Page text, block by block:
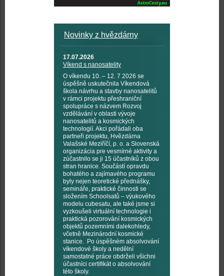
Novinky z hvězdárny
17.07.2026
Víkend s nanosatelity
O víkendu 10. – 12. 7 2026 se
úspěšně uskutečnila Víkendová
škola návrhu a stavby nanosatelitů
v rámci projektu přeshraniční
spolupráce s názvem Rozvoj
vzdělávání v oblasti vývoje
nanosatelitů a kosmických
technologií. Akci pořádali oba
partneři projektu, Hvězdárna
Valašské Meziříčí, p. o. a Slovenská
organizácia pre vesmírné aktivity a
zúčastnilo se ji 15 účastníků z obou
stran hranice. Součástí opravdu
bohatého a zajímavého programu
byly nejen teoretické přednášky,
semináře, praktické činnosti se
složením Schoolsatů – výukového
modelu cubesatu, ale také jsme si
vyzkoušeli virtuální technologie i
praktická pozorování kosmických
objektů pozemními dalekohledy,
včetně Mezinárodní kosmické
stanice. Po úspěšném absolvování
víkendové školy a nedělní
samostatné práce obdrželi všichni
účastníci certifikát o absolvování
této školy.